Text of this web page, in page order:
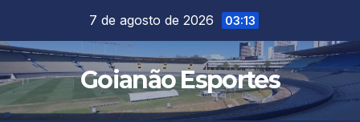
content
7 de agosto de 2026 03:13
Goianão Esportes